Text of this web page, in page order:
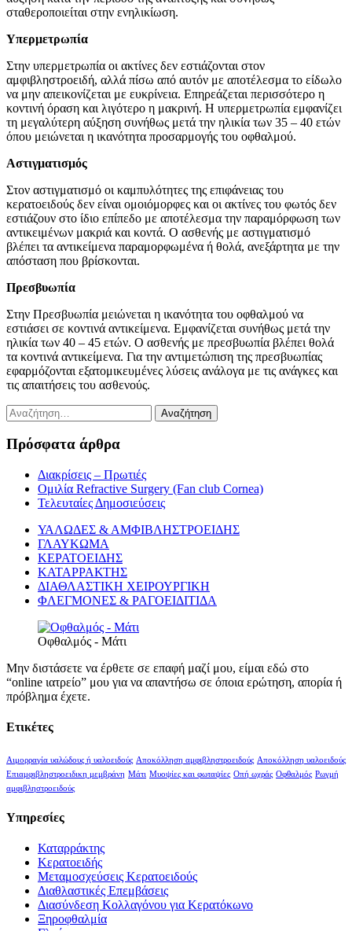
σταθεροποιείται στην ενηλικίωση.
Υπερμετρωπία
Στην υπερμετρωπία οι ακτίνες δεν εστιάζονται στον
αμφιβληστροειδή, αλλά πίσω από αυτόν με αποτέλεσμα το είδωλο
να μην απεικονίζεται με ευκρίνεια. Επηρεάζεται περισσότερο η
κοντινή όραση και λιγότερο η μακρινή. Η υπερμετρωπία εμφανίζει
τη μεγαλύτερη αύξηση συνήθως μετά την ηλικία των 35 – 40 ετών
όπου μειώνεται η ικανότητα προσαρμογής του οφθαλμού.
Αστιγματισμός
Στον αστιγματισμό οι καμπυλότητες της επιφάνειας του
κερατοειδούς δεν είναι ομοιόμορφες και οι ακτίνες του φωτός δεν
εστιάζουν στο ίδιο επίπεδο με αποτέλεσμα την παραμόρφωση των
αντικειμένων μακριά και κοντά. Ο ασθενής με αστιγματισμό
βλέπει τα αντικείμενα παραμορφωμένα ή θολά, ανεξάρτητα με την
απόσταση που βρίσκονται.
Πρεσβυωπία
Στην Πρεσβυωπία μειώνεται η ικανότητα του οφθαλμού να
εστιάσει σε κοντινά αντικείμενα. Εμφανίζεται συνήθως μετά την
ηλικία των 40 – 45 ετών. Ο ασθενής με πρεσβυωπία βλέπει θολά
τα κοντινά αντικείμενα. Για την αντιμετώπιση της πρεσβυωπίας
εφαρμόζονται εξατομικευμένες λύσεις ανάλογα με τις ανάγκες και
τις απαιτήσεις του ασθενούς.
Αναζήτηση
για:
Πρόσφατα άρθρα
Διακρίσεις – Πρωτιές
Ομιλία Refractive Surgery (Fan club Cornea)
Τελευταίες Δημοσιεύσεις
ΥΑΛΩΔΕΣ & ΑΜΦΙΒΛΗΣΤΡΟΕΙΔΗΣ
ΓΛΑΥΚΩΜΑ
ΚΕΡΑΤΟΕΙΔΗΣ
ΚΑΤΑΡΡΑΚΤΗΣ
ΔΙΑΘΛΑΣΤΙΚΗ ΧΕΙΡΟΥΡΓΙΚΗ
ΦΛΕΓΜΟΝΕΣ & ΡΑΓΟΕΙΔΙΤΙΔΑ
Οφθαλμός - Μάτι
Μην διστάσετε να έρθετε σε επαφή μαζί μου, είμαι εδώ στο
“online ιατρείο” μου για να απαντήσω σε όποια ερώτηση, απορία ή
πρόβλημα έχετε.
Ετικέτες
Αιμορραγία υαλώδους ή υαλοειδούς Αποκόλληση αμφιβληστροειδούς Αποκόλληση υαλοειδούς
Επιαμφιβληστροειδικη μεμβράνη Μάτι Μυοψίες και φωταψίες Οπή ωχράς Οφθαλμός Ρωγμή
αμφιβληστροειδούς
Υπηρεσίες
Καταρράκτης
Κερατοειδής
Μεταμοσχεύσεις Κερατοειδούς
Διαθλαστικές Επεμβάσεις
Διασύνδεση Κολλαγόνου για Κερατόκωνο
Ξηροφθαλμία